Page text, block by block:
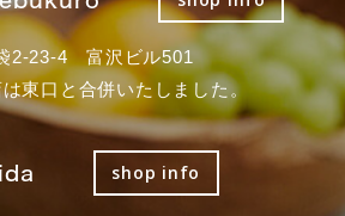
2-23-4 富沢ビル501
東口と合併いたしました。
shop info